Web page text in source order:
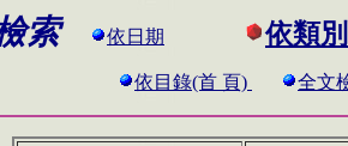
索 依日期 依類別
依目錄(首 頁) 全文